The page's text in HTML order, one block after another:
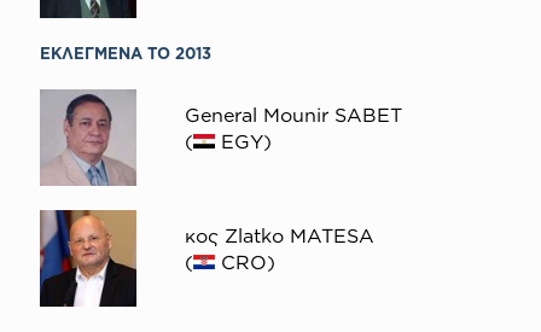
ΕΚΛΕΓΜΕΝΑ ΤΟ 2013
General Mounir SABET
(
EGY)
κος Zlatko MATESA
(
CRO)